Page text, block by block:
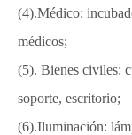
(4).Médico:
médicos;
(5). Bienes civiles:
soporte, escritorio;
(6).Iluminación: